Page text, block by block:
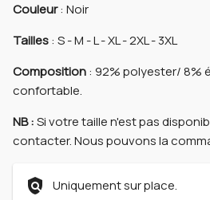
Couleur: Noir
Tailles: S - M - L - XL - 2XL - 3XL
Composition: 92% polyester/ 8%
confortable.
NB :Si votre taille n'est pas
contacter. Nous pouvons la
policy Uniquement sur place.